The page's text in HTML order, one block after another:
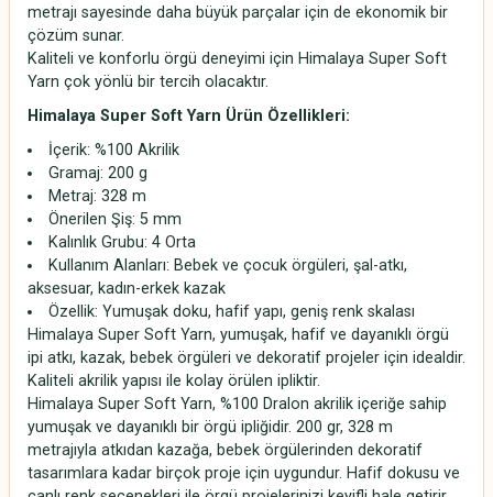
metrajı sayesinde daha büyük parçalar için de ekonomik bir
çözüm sunar.
Kaliteli ve konforlu örgü deneyimi için Himalaya Super Soft
Yarn çok yönlü bir tercih olacaktır.
Himalaya Super Soft Yarn Ürün Özellikleri:
İçerik: %100 Akrilik
Gramaj: 200 g
Metraj: 328 m
Önerilen Şiş: 5 mm
Kalınlık Grubu: 4 Orta
Kullanım Alanları: Bebek ve çocuk örgüleri, şal-atkı,
aksesuar, kadın-erkek kazak
Özellik: Yumuşak doku, hafif yapı, geniş renk skalası
Himalaya Super Soft Yarn, yumuşak, hafif ve dayanıklı örgü
ipi atkı, kazak, bebek örgüleri ve dekoratif projeler için idealdir.
Kaliteli akrilik yapısı ile kolay örülen ipliktir.
Himalaya Super Soft Yarn, %100 Dralon akrilik içeriğe sahip
yumuşak ve dayanıklı bir örgü ipliğidir. 200 gr, 328 m
metrajıyla atkıdan kazağa, bebek örgülerinden dekoratif
tasarımlara kadar birçok proje için uygundur. Hafif dokusu ve